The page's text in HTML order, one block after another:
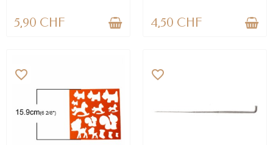
5,90 CHF 4,50 CHF
favorite_border favorite_border